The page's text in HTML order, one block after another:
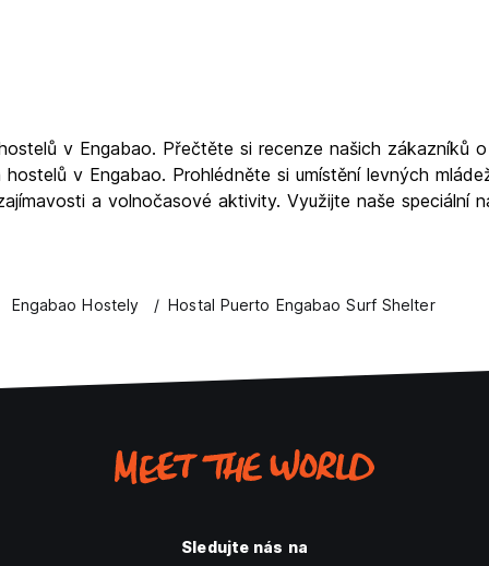
v Engabao. Přečtěte si recenze našich zákazníků
v Engabao. Prohlédněte si umístění levných
a volnočasové aktivity. Využijte naše speciální
Engabao Hostely Hostal Puerto Engabao Surf Shelter
Sledujte nás na